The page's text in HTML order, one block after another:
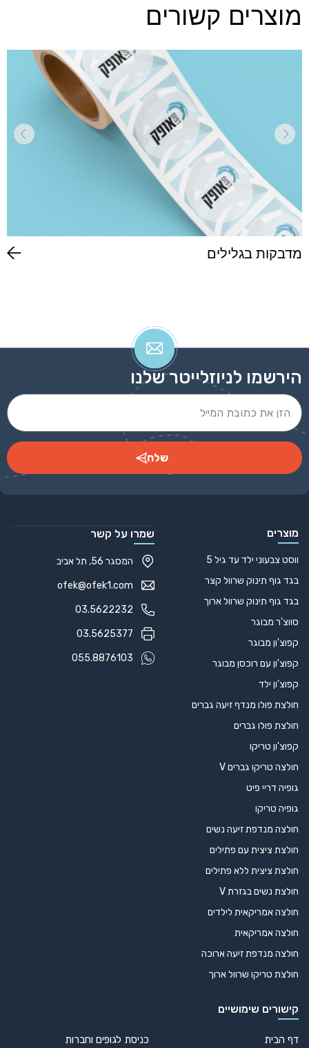
מוצרים קשורים
מדבקות בגלילים
הירשמו לניוזלייטר שלנו
שלח
מוצרים
ווסט צבעוני ילד עד גיל 5
בגד גוף תינוק שרוול קצר
בגד גוף תינוק שרוול ארוך
סווצ'ר מבוגר
קפוצ'ון מבוגר
קפוצ'ון עם רוכסן מבוגר
קפוצ'ון ילד
חולצת פולו מנדף זיעה גברים
חולצת פולו גברים
קפוצ'ון טריקו
חולצה טריקו גברים V
גופיה דריי פיט
גופיה טריקו
חולצה מנדפת זיעה נשים
חולצת ציצית עם פתילים
חולצת ציצית ללא פתילים
חולצת נשים בגזרת V
חולצה אמריקאית לילדים
חולצה אמריקאית
חולצה מנדפת זיעה ארוכה
חולצת טריקו שרוול ארוך
קישורים שימושיים
דף הבית כניסת לגופים וחברות
שמרו על קשר
המסגר 56, תל אביב
ofek@ofek1.com
03.5622232
03.5625377
055.8876103